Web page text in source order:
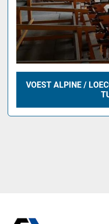
VOEST ALPINE /